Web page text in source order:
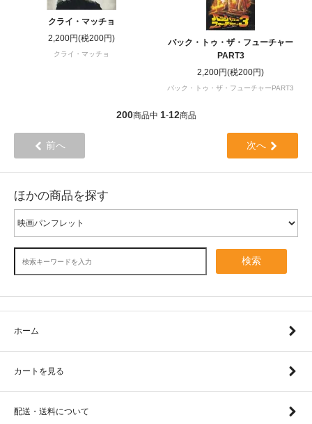
クライ・マッチョ
2,200円(税200円)
クライ・マッチョ
バック・トゥ・ザ・フューチャー
PART3
2,200円(税200円)
バック・トゥ・ザ・フューチャーPART3
200商品中 1-12商品
前へ 次へ
ほかの商品を探す
検索
ホーム
カートを見る
配送・送料について